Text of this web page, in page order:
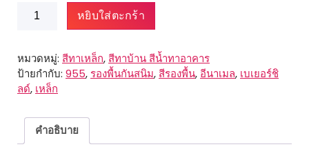
จำนวน
BegerShield
Enamel
Red
Oxide
#B-
955
ชิ้น
หยิบใส่ตะกร้า
หมวดหมู่: สีทาเหล็ก, สีทาบ้าน สีน้ำทาอาคาร
ป้ายกำกับ: 955, รองพื้นกันสนิม, สีรองพื้น, อีนาเมล, เบเยอร์ชิ
ลด์, เหล็ก
คำอธิบาย